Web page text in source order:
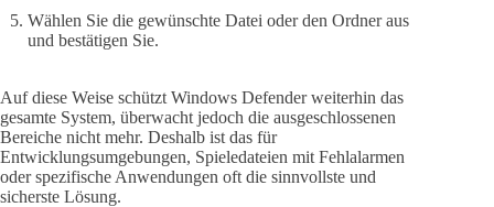
Wählen Sie die gewünschte Datei oder den Ordner aus
und bestätigen Sie.
Auf diese Weise schützt Windows Defender weiterhin das
gesamte System, überwacht jedoch die ausgeschlossenen
Bereiche nicht mehr. Deshalb ist das für
Entwicklungsumgebungen, Spieledateien mit Fehlalarmen
oder spezifische Anwendungen oft die sinnvollste und
sicherste Lösung.